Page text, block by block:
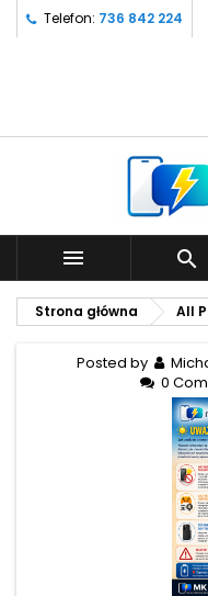
Telefon: 736 842 224
 
Strona główna All
Posted by
0